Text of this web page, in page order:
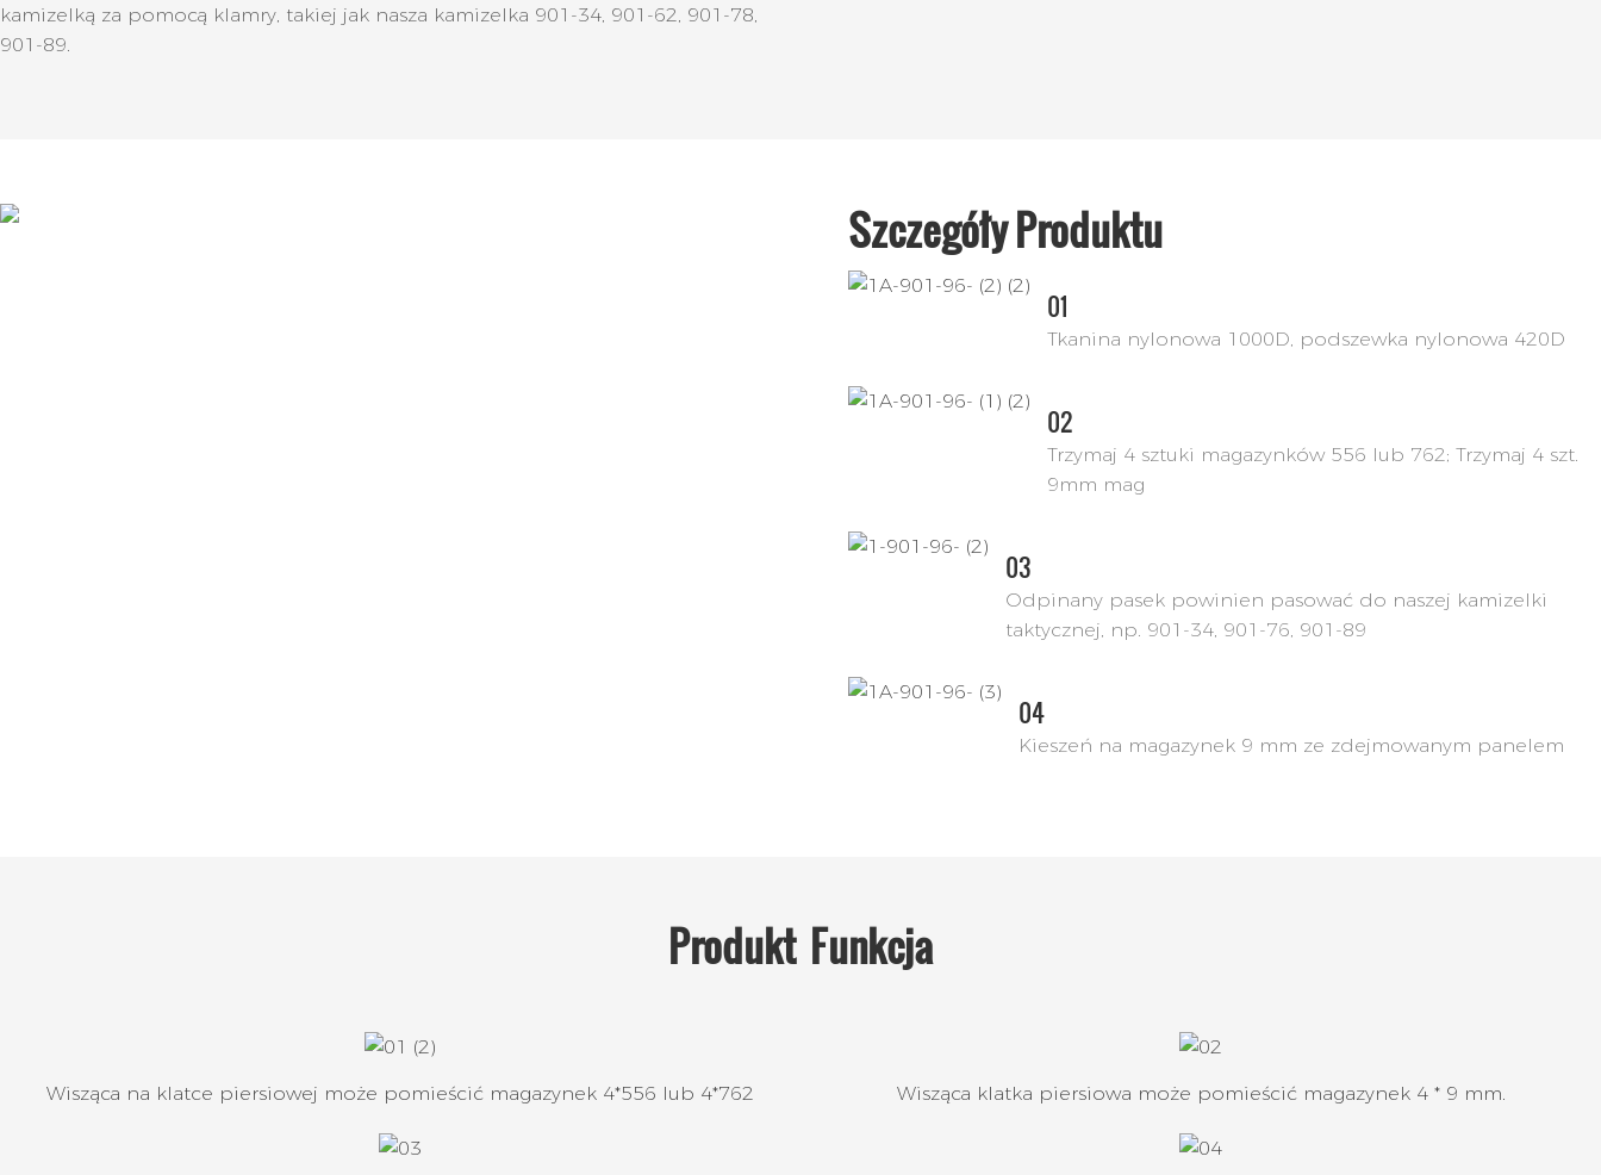
kamizelką za pomocą klamry, takiej jak nasza kamizelka 901-34, 901-62, 901-78,
901-89.
Szczegóły Produktu
01
Tkanina nylonowa 1000D, podszewka nylonowa 420D
02
Trzymaj 4 sztuki magazynków 556 lub 762; Trzymaj 4 szt.
9mm mag
03
Odpinany pasek powinien pasować do naszej kamizelki
taktycznej, np. 901-34, 901-76, 901-89
04
Kieszeń na magazynek 9 mm ze zdejmowanym panelem
Produkt Funkcja
Wisząca na klatce piersiowej może pomieścić magazynek 4*556 lub 4*762 Wisząca klatka piersiowa może pomieścić magazynek 4 * 9 mm.